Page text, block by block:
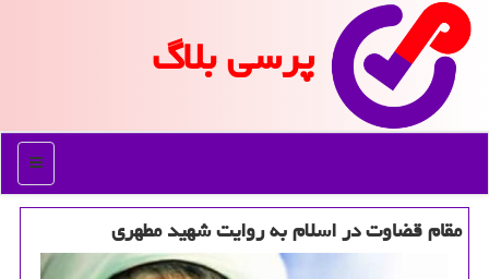
پرسی بلاگ
منو
مقام قضاوت در اسلام به روایت شهید مطهری